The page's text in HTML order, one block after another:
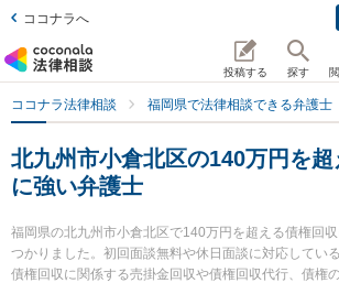
ココナラへ
投稿する 探す
ココナラ法律相談 福岡県で法律相談できる弁護士
北九州市小倉北区の140万円を
に強い弁護士
福岡県の北九州市小倉北区で140万円を超える債権回
つかりました。初回面談無料や休日面談に対応してい
債権回収に関係する売掛金回収や債権回収代行、債権